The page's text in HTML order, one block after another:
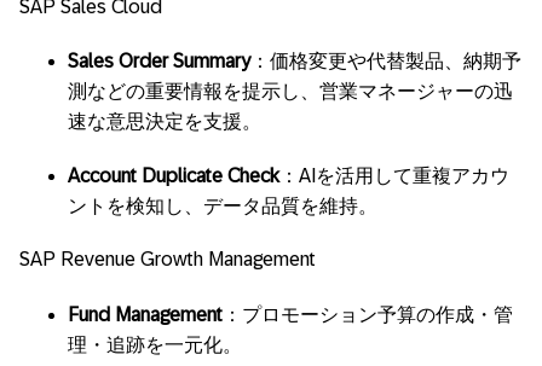
SAP Sales Cloud
Sales Order Summary：価格変更や代替製品、納期予
測などの重要情報を提示し、営業マネージャーの迅
速な意思決定を支援。
Account Duplicate Check：AIを活用して重複アカウ
ントを検知し、データ品質を維持。
SAP Revenue Growth Management
Fund Management ：プロモーション予算の作成・管
理・追跡を一元化。